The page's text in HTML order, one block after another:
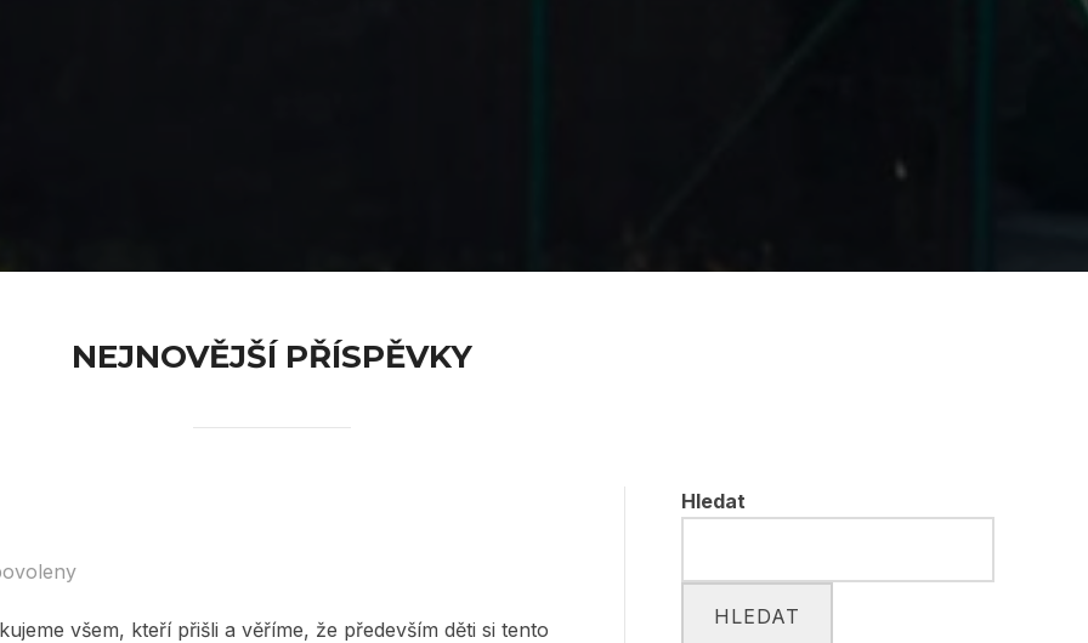
NEJNOVĚJŠÍ PŘÍSPĚVKY
všem, kteří přišli a věříme, že především děti si tento
Hledat
HLEDAT